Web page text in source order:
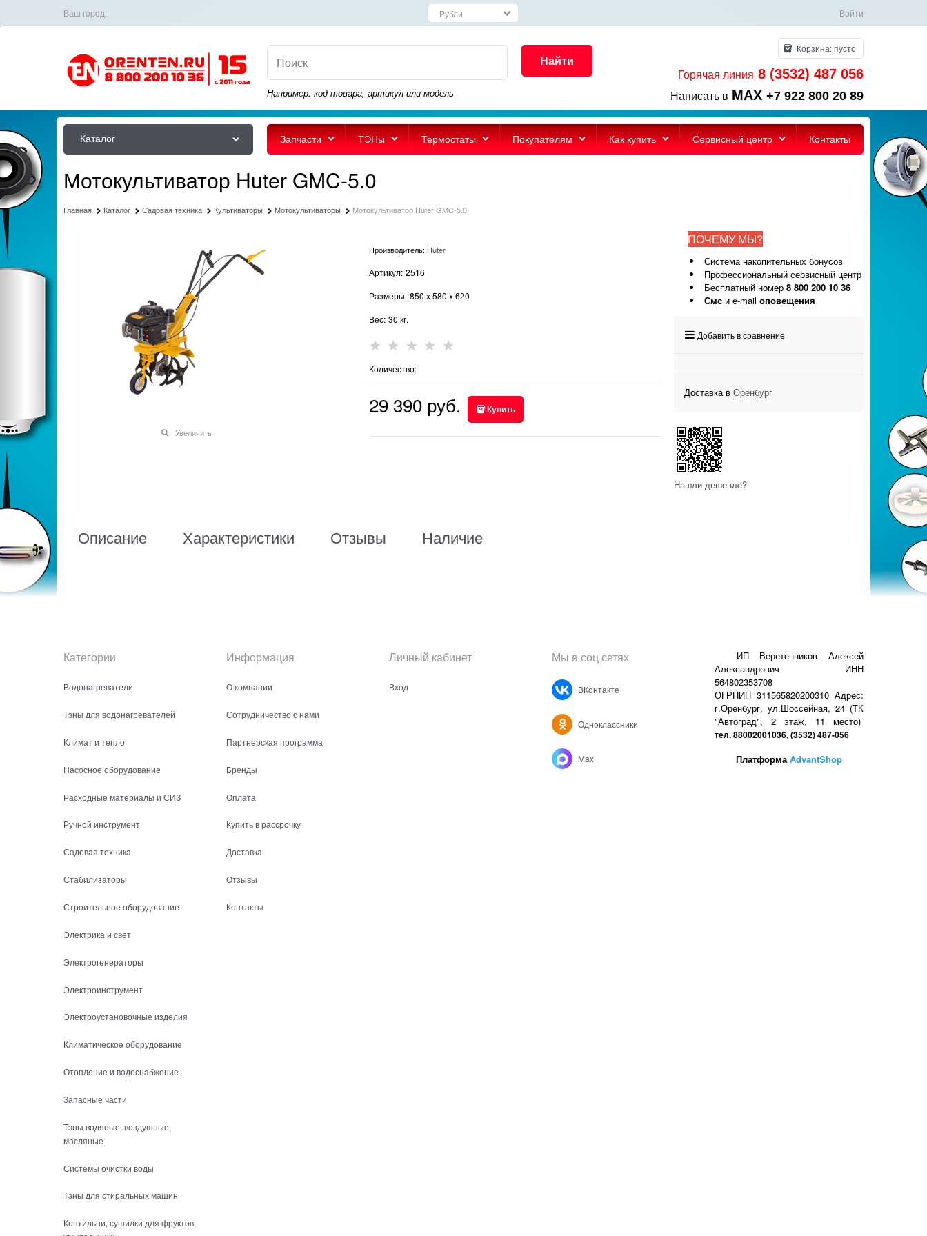
Ваш город: Войти
Найти
Например: код товара, артикул или модель
Корзина:пусто
Горячая линия 8 (3532) 487 056
Написать в MAX +7 922 800 20 89
Каталог Запчасти ТЭНы Термостаты Покупателям Как купить Сервисный центр Контакты
Мотокультиватор Huter GMC-5.0
Главная Каталог Садовая техника Культиваторы Мотокультиваторы Мотокультиватор Huter GMC-5.0
Увеличить
Производитель: Huter
Артикул: 2516
Размеры: 850 x580 x620
Вес: 30 кг.
Количество:
29 390 руб. Купить
Описание Характеристики Отзывы Наличие
ПОЧЕМУ МЫ?
Система накопительных бонусов
Профессиональный сервисный центр
Бесплатный номер 8 800 200 10 36
Смс и e-mail оповещения
Добавить в сравнение
Доставка в Оренбург
Нашли дешевле?
Категории
Водонагреватели
Тэны для водонагревателей
Климат и тепло
Насосное оборудование
Расходные материалы и СИЗ
Ручной инструмент
Садовая техника
Стабилизаторы
Строительное оборудование
Электрика и свет
Электрогенераторы
Электроинструмент
Электроустановочные изделия
Климатическое оборудование
Отопление и водоснабжение
Запасные части
Тэны водяные, воздушные,
масляные
Системы очистки воды
Тэны для стиральных машин
Коптильни, сушилки для фруктов,
Информация
О компании
Сотрудничество с нами
Партнерская программа
Бренды
Оплата
Купить в рассрочку
Доставка
Отзывы
Контакты
Личный кабинет
Вход
Мы в соц сетях
ВКонтакте
Одноклассники
Max
ИП Веретенников Алексей
Александрович ИНН
564802353708
ОГРНИП 311565820200310 Адрес:
г.Оренбург, ул.Шоссейная, 24 (ТК
"Автоград", 2 этаж, 11 место)
тел. 88002001036, (3532) 487-056
ПлатформаAdvantShop